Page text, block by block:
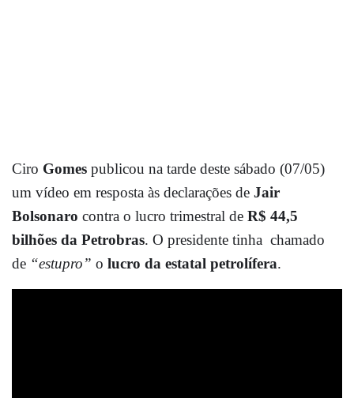
Ciro Gomes publicou na tarde deste sábado (07/05)
um vídeo em resposta às declarações de Jair
Bolsonaro contra o lucro trimestral de R$ 44,5
bilhões da Petrobras. O presidente tinha chamado
de “estupro” o lucro da estatal petrolífera.